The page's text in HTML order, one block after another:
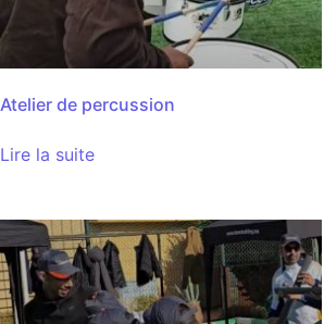
Atelier de percussion
Lire la suite